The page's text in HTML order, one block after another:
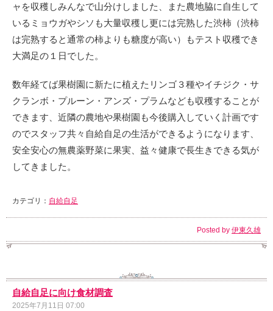
ャを収穫しみんなで山分けしました、また農地脇に自生して
いるミョウガやシソも大量収穫し更には完熟した渋柿（渋柿
は完熟すると通常の柿よりも糖度が高い）もテスト収穫でき
大満足の１日でした。
数年経てば果樹園に新たに植えたリンゴ３種やイチジク・サ
クランボ・プルーン・アンズ・プラムなども収穫することが
できます、近隣の農地や果樹園も今後購入していく計画です
のでスタッフ共々自給自足の生活ができるようになります、
安全安心の無農薬野菜に果実、益々健康で長生きできる気が
してきました。
カテゴリ： 自給自足
Posted by 伊東久雄
自給自足に向け食材調査
2025年7月11日 07:00